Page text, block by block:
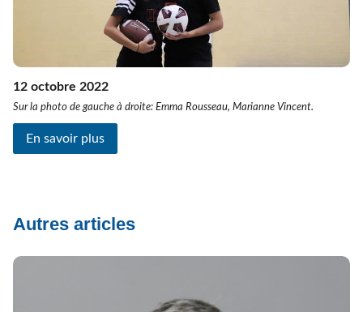
12 octobre 2022
Sur la photo de gauche à droite: Emma Rousseau, Marianne Vincent.
En savoir plus
Autres articles